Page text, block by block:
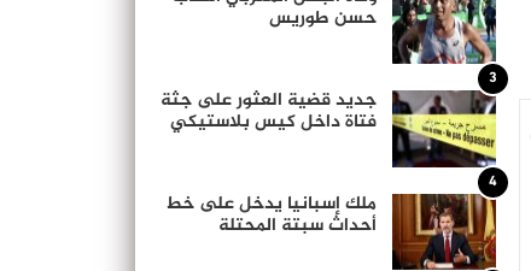
حسن طوريس
3
جديد قضية العثور على جثة
فتاة داخل كيس بلاستيكي
4
ملك إسبانيا يدخل على خط
أحداث سبتة المحتلة